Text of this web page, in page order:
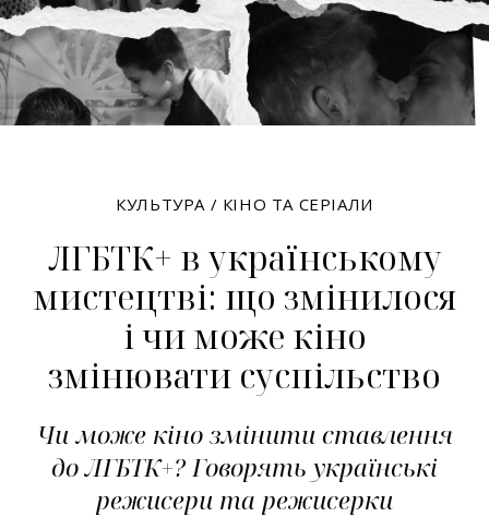
КУЛЬТУРА / КІНО ТА СЕРІАЛИ
ЛГБТК+ в українському
мистецтві: що змінилося
і чи може кіно
змінювати суспільство
Чи може кіно змінити ставлення
до ЛГБТК+? Говорять українські
режисери та режисерки